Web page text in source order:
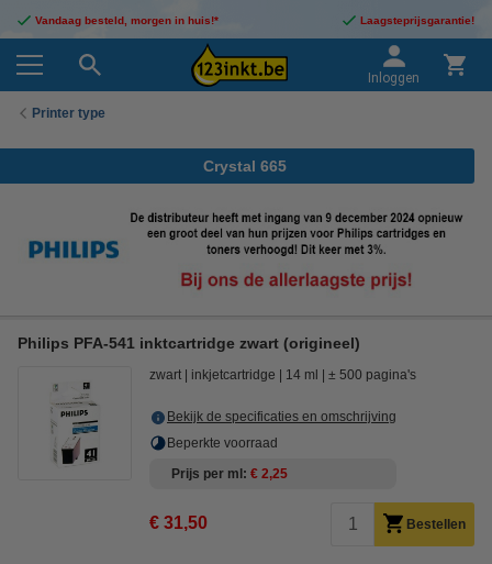
Vandaag besteld, morgen in huis!* Laagsteprijsgarantie!
Inloggen
Printer type
Crystal 665
Philips PFA-541 inktcartridge zwart (origineel)
zwart inkjetcartridge 14 ml ± 500 pagina's
Bekijk de specificaties en omschrijving
Beperkte voorraad
Prijs per ml € 2,25
€ 31,50 Bestellen